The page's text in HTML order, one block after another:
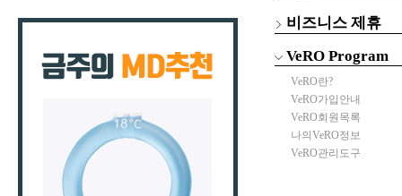
비즈니스 제휴
VeRO Program
VeRO란?
VeRO가입안내
VeRO회원목록
나의VeRO정보
VeRO관리도구